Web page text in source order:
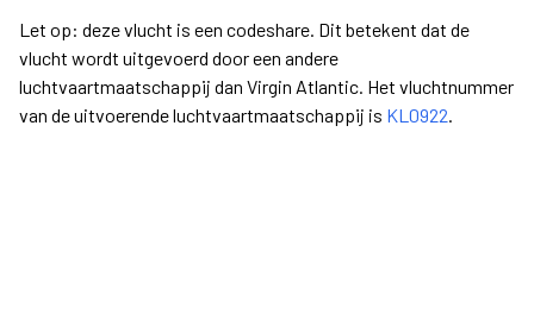
Let op: deze vlucht is een codeshare. Dit betekent dat de
vlucht wordt uitgevoerd door een andere
luchtvaartmaatschappij dan Virgin Atlantic. Het vluchtnummer
van de uitvoerende luchtvaartmaatschappij is KL0922.